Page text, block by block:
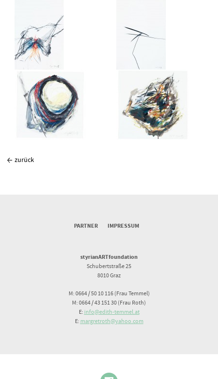
zurück
PARTNER IMPRESSUM
styrianARTfoundation
Schubertstraße 25
8010 Graz
M: 0664 / 50 10 116 (Frau Temmel)
M: 0664 / 43 151 30 (Frau Roth)
E: info@edith-temmel.at
E: margretroth@yahoo.com